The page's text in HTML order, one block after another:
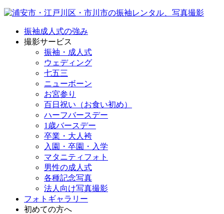
振袖成人式の強み
撮影サービス
振袖・成人式
ウェディング
七五三
ニューボーン
お宮参り
百日祝い（お食い初め）
ハーフバースデー
1歳バースデー
卒業・大人袴
入園・卒園・入学
マタニティフォト
男性の成人式
各種記念写真
法人向け写真撮影
フォトギャラリー
初めての方へ